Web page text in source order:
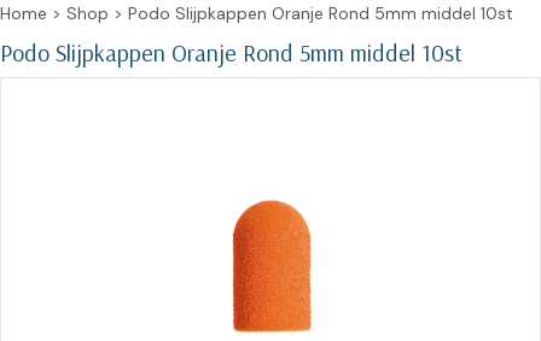
Home > Shop > Podo Slijpkappen Oranje Rond 5mm middel 10st
Podo Slijpkappen Oranje Rond 5mm middel 10st